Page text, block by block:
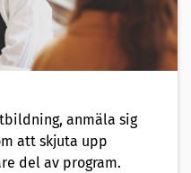
anmäla sig
att skjuta upp
del av program.